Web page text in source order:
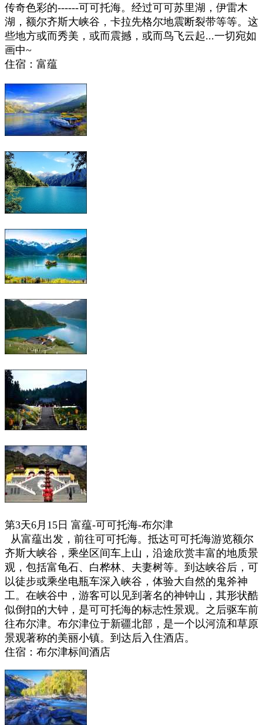
传奇色彩的------可可托海。经过可可苏里湖，伊雷木
湖，额尔齐斯大峡谷，卡拉先格尔地震断裂带等等。这
些地方或而秀美，或而震撼，或而鸟飞云起...一切宛如
画中~
住宿：富蕴
第3天6月15日 富蕴-可可托海-布尔津
从富蕴出发，前往可可托海。 抵达可可托海游览额尔
齐斯大峡谷，乘坐区间车上山，沿途欣赏丰富的地质景
观，包括富龟石、白桦林、夫妻树等。到达峡谷后，可
以徒步或乘坐电瓶车深入峡谷，体验大自然的鬼斧神
工。 在峡谷中，游客可以见到著名的神钟山，其形状酷
似倒扣的大钟，是可可托海的标志性景观。 之后驱车前
往布尔津。布尔津位于新疆北部，是一个以河流和草原
景观著称的美丽小镇。到达后 入住酒店。
住宿： 布尔津标间酒店